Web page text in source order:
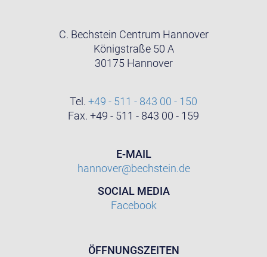
C. Bechstein Centrum Hannover
Königstraße 50 A
30175 Hannover
Tel. +49 - 511 - 843 00 - 150
Fax. +49 - 511 - 843 00 - 159
E-MAIL
hannover@bechstein.de
SOCIAL MEDIA
Facebook
ÖFFNUNGSZEITEN